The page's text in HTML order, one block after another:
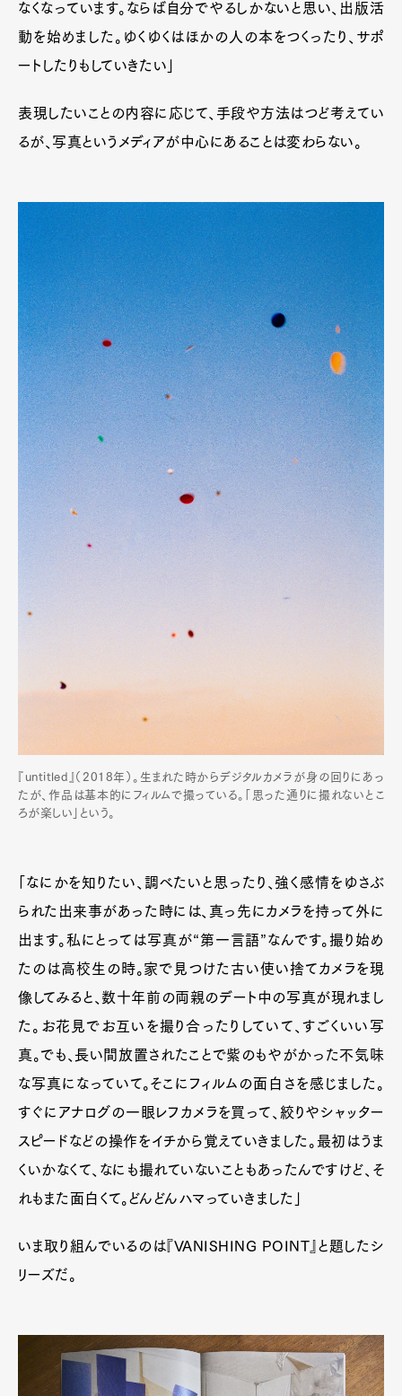
Contact
Pen Meet
Pen international Pen tw
なくなっています。ならば自分でやるしかないと思い、出版活
動を始めました。ゆくゆくはほかの人の本をつくったり、サポ
ートしたりもしていきたい」
表現したいことの内容に応じて、手段や方法はつど考えてい
るが、写真というメディアが中心にあることは変わらない。
『untitled』（2018年）。生まれた時からデジタルカメラが身の回りにあっ
たが、作品は基本的にフィルムで撮っている。「思った通りに撮れないとこ
ろが楽しい」という。
「なにかを知りたい、調べたいと思ったり、強く感情をゆさぶ
られた出来事があった時には、真っ先にカメラを持って外に
出ます。私にとっては写真が“第一言語”なんです。撮り始め
たのは高校生の時。家で見つけた古い使い捨てカメラを現
像してみると、数十年前の両親のデート中の写真が現れまし
た。お花見でお互いを撮り合ったりしていて、すごくいい写
真。でも、長い間放置されたことで紫のもやがかった不気味
な写真になっていて。そこにフィルムの面白さを感じました。
すぐにアナログの一眼レフカメラを買って、絞りやシャッター
スピードなどの操作をイチから覚えていきました。最初はうま
くいかなくて、なにも撮れていないこともあったんですけど、そ
れもまた面白くて。どんどんハマっていきました」
いま取り組んでいるのは『VANISHING POINT』と題したシ
リーズだ。